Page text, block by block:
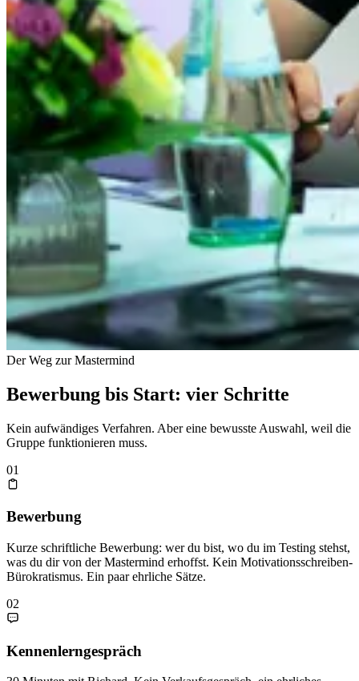
Der Weg zur Mastermind
Bewerbung bis Start: vier Schritte
Kein aufwändiges Verfahren. Aber eine bewusste Auswahl, weil die
Gruppe funktionieren muss.
01
Bewerbung
Kurze schriftliche Bewerbung: wer du bist, wo du im Testing stehst,
was du dir von der Mastermind erhoffst. Kein Motivationsschreiben-
Bürokratismus. Ein paar ehrliche Sätze.
02
Kennenlerngespräch